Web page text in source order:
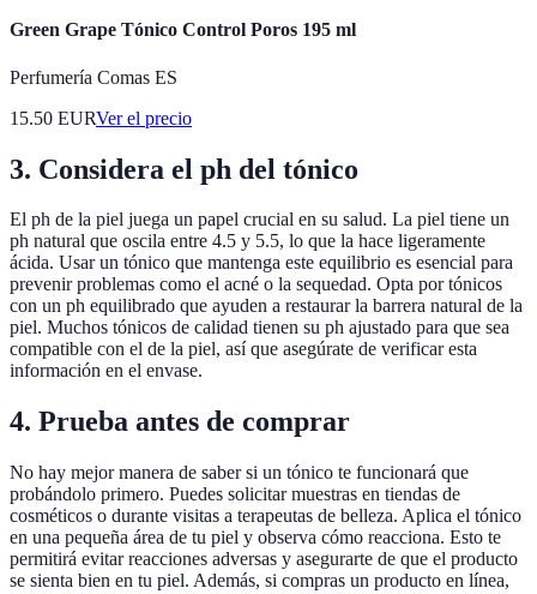
Green Grape Tónico Control Poros 195 ml
Perfumería Comas ES
15.50 EURVer el precio
3. Considera el ph del tónico
El ph de la piel juega un papel crucial en su salud. La piel tiene un
ph natural que oscila entre 4.5 y 5.5, lo que la hace ligeramente
ácida. Usar un tónico que mantenga este equilibrio es esencial para
prevenir problemas como el acné o la sequedad. Opta por tónicos
con un ph equilibrado que ayuden a restaurar la barrera natural de la
piel. Muchos tónicos de calidad tienen su ph ajustado para que sea
compatible con el de la piel, así que asegúrate de verificar esta
información en el envase.
4. Prueba antes de comprar
No hay mejor manera de saber si un tónico te funcionará que
probándolo primero. Puedes solicitar muestras en tiendas de
cosméticos o durante visitas a terapeutas de belleza. Aplica el tónico
en una pequeña área de tu piel y observa cómo reacciona. Esto te
permitirá evitar reacciones adversas y asegurarte de que el producto
se sienta bien en tu piel. Además, si compras un producto en línea,